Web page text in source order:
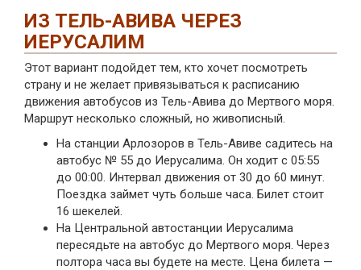
ИЗ ТЕЛЬ-АВИВА ЧЕРЕЗ
ИЕРУСАЛИМ
Этот вариант подойдет тем, кто хочет посмотреть
страну и не желает привязываться к расписанию
движения автобусов из Тель-Авива до Мертвого моря.
Маршрут несколько сложный, но живописный.
На станции Арлозоров в Тель-Авиве садитесь на
автобус № 55 до Иерусалима. Он ходит с 05:55
до 00:00. Интервал движения от 30 до 60 минут.
Поездка займет чуть больше часа. Билет стоит
16 шекелей.
На Центральной автостанции Иерусалима
пересядьте на автобус до Мертвого моря. Через
полтора часа вы будете на месте. Цена билета —